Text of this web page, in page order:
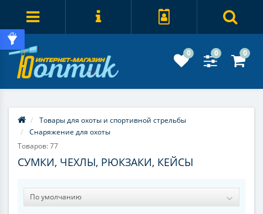
0 0 0
Товары для охоты и спортивной стрельбы
Снаряжение для охоты
Товаров: 77
СУМКИ, ЧЕХЛЫ, РЮКЗАКИ, КЕЙСЫ